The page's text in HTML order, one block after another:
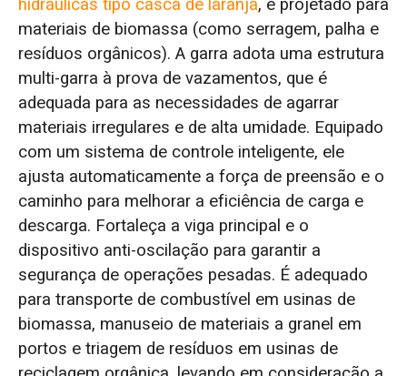
materiais de biomassa (como serragem, palha e
resíduos orgânicos). A garra adota uma estrutura
multi-garra à prova de vazamentos, que é
adequada para as necessidades de agarrar
materiais irregulares e de alta umidade. Equipado
com um sistema de controle inteligente, ele
ajusta automaticamente a força de preensão e o
caminho para melhorar a eficiência de carga e
descarga. Fortaleça a viga principal e o
dispositivo anti-oscilação para garantir a
segurança de operações pesadas. É adequado
para transporte de combustível em usinas de
biomassa, manuseio de materiais a granel em
portos e triagem de resíduos em usinas de